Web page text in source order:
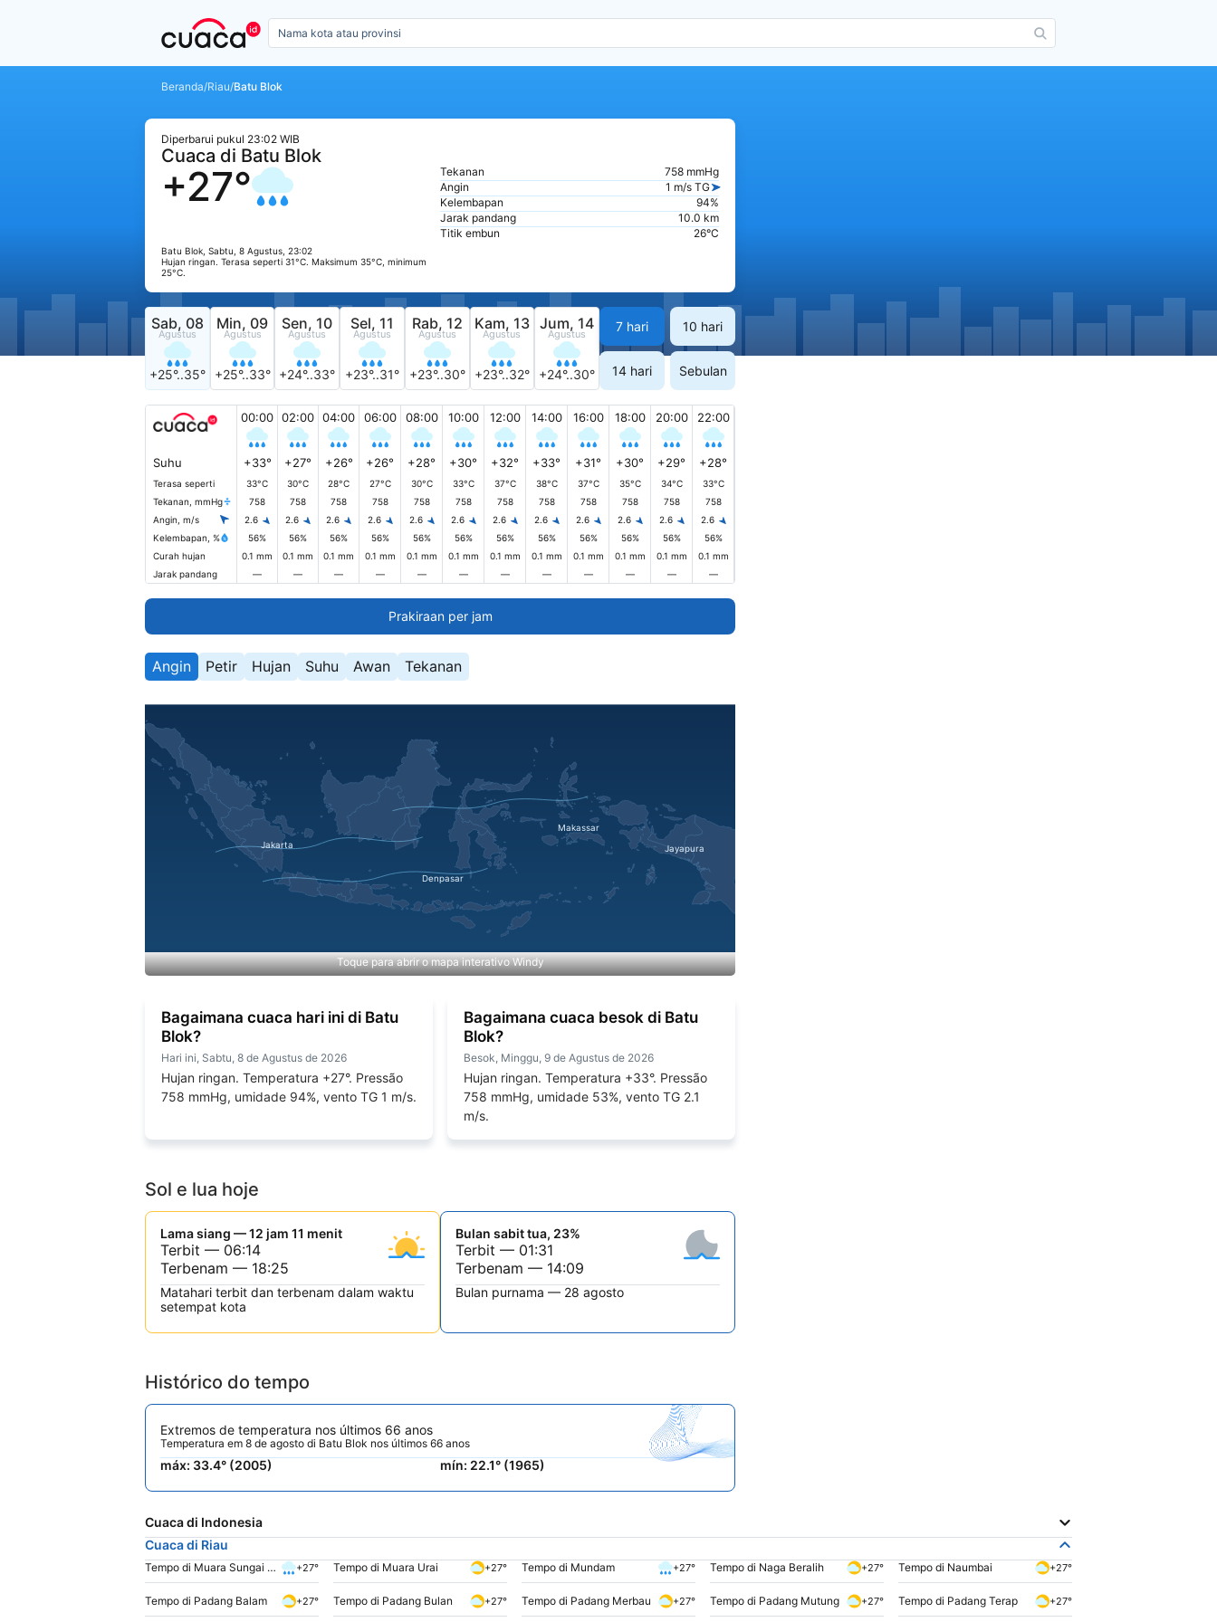
Beranda/Riau/Batu Blok
Diperbarui pukul 23:02 WIB
Cuaca di Batu Blok
+27°
Batu Blok, Sabtu, 8 Agustus, 23:02
Hujan ringan. Terasa seperti 31°C. Maksimum 35°C, minimum
25°C.
Tekanan
758 mmHg
Angin
1 m/s TG
Kelembapan
94%
Jarak pandang
10.0 km
Titik embun
26°C
Sab, 08
Agustus
+25°..35°
Min, 09
Agustus
+25°..33°
Sen, 10
Agustus
+24°..33°
Sel, 11
Agustus
+23°..31°
Rab, 12
Agustus
+23°..30°
Kam, 13
Agustus
+23°..32°
Jum, 14
Agustus
+24°..30°
7 hari 10 hari
14 hari Sebulan
00:00 02:00 04:00 06:00 08:00 10:00 12:00 14:00 16:00 18:00 20:00 22:00
Suhu +33° +27° +26° +26° +28° +30° +32° +33° +31° +30° +29° +28°
Terasa seperti 33°C 30°C 28°C 27°C 30°C 33°C 37°C 38°C 37°C 35°C 34°C
33°C
Tekanan, mmHg
758 758 758 758 758 758 758 758 758 758 758
758
Angin, m/s
2.6 2.6 2.6 2.6 2.6 2.6 2.6 2.6 2.6 2.6 2.6
2.6
Kelembapan, %
56% 56% 56% 56% 56% 56% 56% 56% 56% 56% 56%
56%
Curah hujan
0.1 mm 0.1 mm 0.1 mm 0.1 mm 0.1 mm 0.1 mm 0.1 mm 0.1 mm 0.1 mm 0.1 mm 0.1 mm
0.1 mm
Jarak pandang
— — — — — — — — — — — —
Prakiraan per jam
Angin Petir Hujan Suhu Awan Tekanan
Toque para abrir o mapa interativo Windy
Bagaimana cuaca hari ini di Batu
Blok?
Hari ini, Sabtu, 8 de Agustus de 2026
Hujan ringan. Temperatura +27°. Pressão
758 mmHg, umidade 94%, vento TG 1 m/s.
Bagaimana cuaca besok di Batu
Blok?
Besok, Minggu, 9 de Agustus de 2026
Hujan ringan. Temperatura +33°. Pressão
758 mmHg, umidade 53%, vento TG 2.1
m/s.
Sol e lua hoje
Lama siang — 12 jam 11 menit
Terbit — 06:14
Terbenam — 18:25
Matahari terbit dan terbenam dalam waktu
setempat kota
Bulan sabit tua, 23%
Terbit — 01:31
Terbenam — 14:09
Bulan purnama — 28 agosto
Histórico do tempo
Extremos de temperatura nos últimos 66 anos
Temperatura em 8 de agosto di Batu Blok nos últimos 66 anos
máx: 33.4° (2005) mín: 22.1° (1965)
Cuaca di Indonesia
Cuaca di Riau
Tempo di Muara Sungai Dumai +27° Tempo di Muara Urai +27° Tempo di Mundam +27° Tempo di Naga Beralih +27° Tempo di Naumbai +27°
Tempo di Padang Balam +27° Tempo di Padang Bulan +27° Tempo di Padang Merbau +27° Tempo di Padang Mutung +27° Tempo di Padang Terap +27°